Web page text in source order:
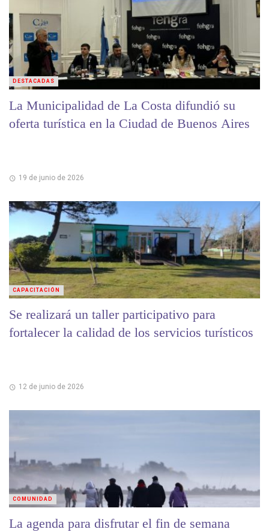
La Municipalidad de La Costa difundió su
oferta turística en la Ciudad de Buenos Aires
19 de junio de 2026
DESTACADAS
Se realizará un taller participativo para
fortalecer la calidad de los servicios turísticos
12 de junio de 2026
CAPACITACIÓN
La agenda para disfrutar el fin de semana
COMUNIDAD